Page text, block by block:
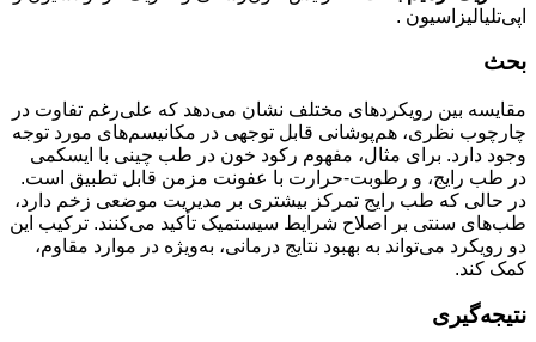
اپی‌تلیالیزاسیون .
بحث
مقایسه بین رویکردهای مختلف نشان می‌دهد که علی‌رغم تفاوت در
چارچوب نظری، هم‌پوشانی قابل توجهی در مکانیسم‌های مورد توجه
وجود دارد. برای مثال، مفهوم رکود خون در طب چینی با ایسکمی
در طب رایج، و رطوبت-حرارت با عفونت مزمن قابل تطبیق است.
در حالی که طب رایج تمرکز بیشتری بر مدیریت موضعی زخم دارد،
طب‌های سنتی بر اصلاح شرایط سیستمیک تأکید می‌کنند. ترکیب این
دو رویکرد می‌تواند به بهبود نتایج درمانی، به‌ویژه در موارد مقاوم،
کمک کند.
نتیجه‌گیری